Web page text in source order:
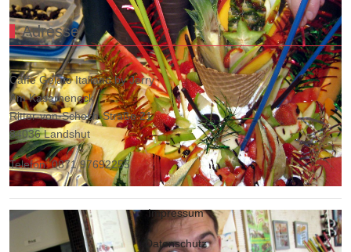
Adresse
Caffe Gelato Italiano by Jerry
Am Kaserneneck
Ritter-von-Schoch-Straße 21
84036 Landshut
Telefon: 0871 97692255
Impressum
Datenschutz